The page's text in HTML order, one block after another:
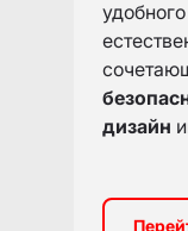
дизайн